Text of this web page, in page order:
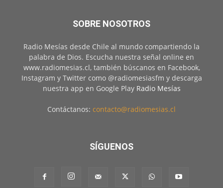
SOBRE NOSOTROS
Radio Mesías desde Chile al mundo compartiendo la
palabra de Dios. Escucha nuestra señal online en
www.radiomesias.cl, también búscanos en Facebook,
Instagram y Twitter como @radiomesiasfm y descarga
nuestra app en Google Play Radio Mesías
Contáctanos: contacto@radiomesias.cl
SÍGUENOS